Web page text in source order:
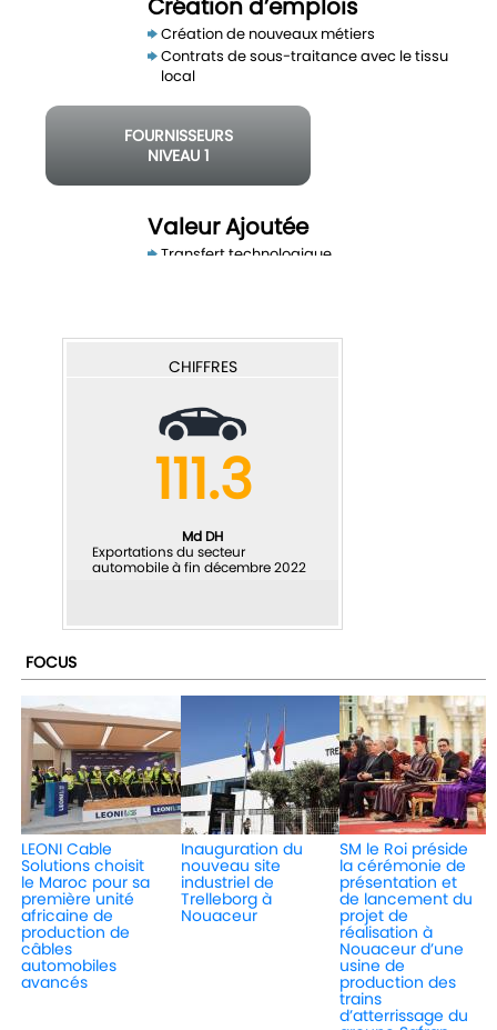
Création d’emplois
Création de nouveaux métiers
Contrats de sous-traitance avec le tissu
local
emploi
FOURNISSEURS
NIVEAU 1
Valeur Ajoutée
Transfert technologique
FOURNISSEURS
Balance commerciale
Nouvelles locomotives exportatrices
Plus forte capacité d’exportation du tissu
existant
CHIFFRES
111.3
Md DH
Exportations du secteur
automobile à fin décembre 2022
FOCUS
LEONI Cable
Solutions choisit
le Maroc pour sa
première unité
africaine de
production de
câbles
automobiles
avancés
Inauguration du
nouveau site
industriel de
Trelleborg à
Nouaceur
SM le Roi préside
la cérémonie de
présentation et
de lancement du
projet de
réalisation à
Nouaceur d’une
usine de
production des
trains
d’atterrissage du